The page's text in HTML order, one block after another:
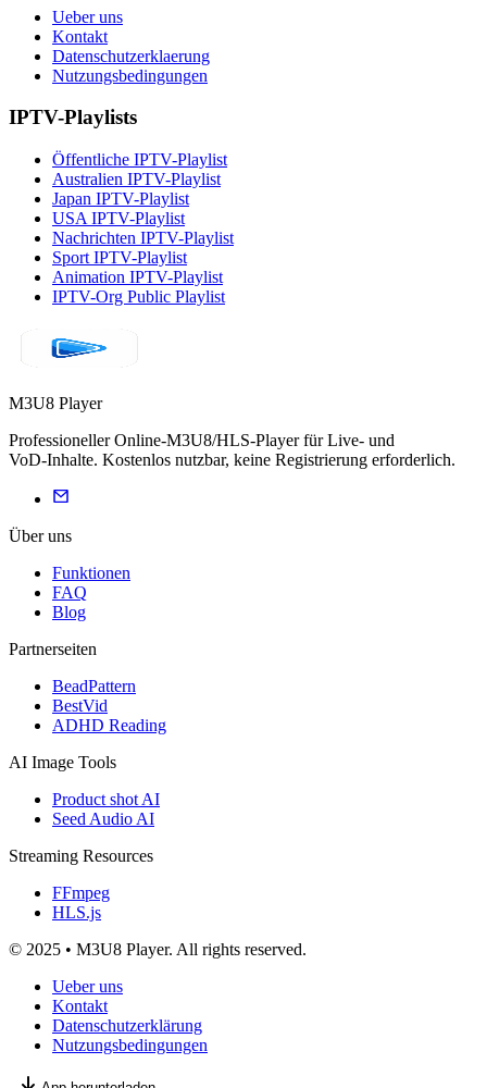
Ueber uns
Kontakt
Datenschutzerklaerung
Nutzungsbedingungen
IPTV-Playlists
Öffentliche IPTV-Playlist
Australien IPTV-Playlist
Japan IPTV-Playlist
USA IPTV-Playlist
Nachrichten IPTV-Playlist
Sport IPTV-Playlist
Animation IPTV-Playlist
IPTV-Org Public Playlist
M3U8 Player
Professioneller Online‑M3U8/HLS‑Player für Live‑ und
VoD‑Inhalte. Kostenlos nutzbar, keine Registrierung erforderlich.
Über uns
Funktionen
FAQ
Blog
Partnerseiten
BeadPattern
BestVid
ADHD Reading
AI Image Tools
Product shot AI
Seed Audio AI
Streaming Resources
FFmpeg
HLS.js
© 2025 • M3U8 Player. All rights reserved.
Ueber uns
Kontakt
Datenschutzerklärung
Nutzungsbedingungen